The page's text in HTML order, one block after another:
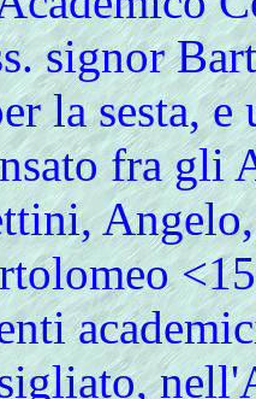
signor
la sesta,
fra gli